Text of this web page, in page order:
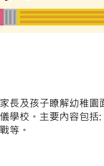
長及孩子瞭解幼稚
學校。主要內容包
等。